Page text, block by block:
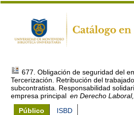
677. Obligación de seguridad del
Tercerización. Retribución del
subcontratista. Responsabilidad
empresa principal en Derecho
Público
ISBD